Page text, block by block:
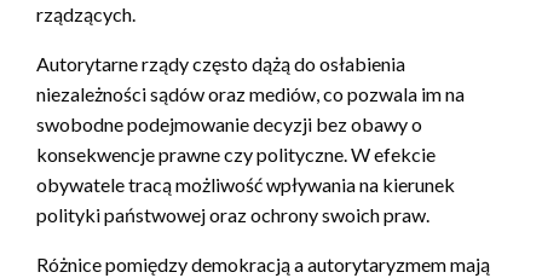
rządzących.
Autorytarne rządy często dążą do osłabienia
niezależności sądów oraz mediów, co pozwala im na
swobodne podejmowanie decyzji bez obawy o
konsekwencje prawne czy polityczne. W efekcie
obywatele tracą możliwość wpływania na kierunek
polityki państwowej oraz ochrony swoich praw.
Różnice pomiędzy demokracją a autorytaryzmem mają